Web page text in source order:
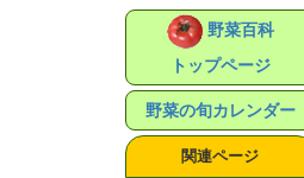
野菜百科
トップページ
野菜の旬カレンダー
関連ページ